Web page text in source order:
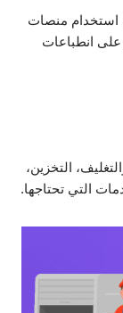
استخدام منصات
انطباعات
التخزين،
التي تحتاجها.